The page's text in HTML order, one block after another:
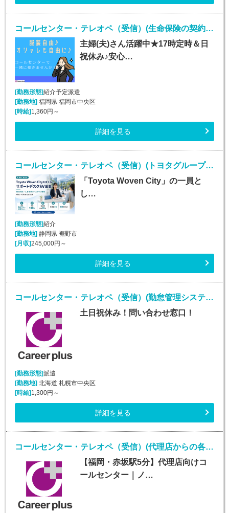
コールセンター・テレオペ（受信）(生命保険の契約者問い合わせ窓口/7月1日入社)
主婦(夫)さん活躍中★17時定時＆日
祝休み♪安心…
[勤務形態]紹介予定派遣
[勤務地] 福岡県 福岡市中央区
[時給] 1,360円～
詳細を見る
コールセンター・テレオペ（受信）(トヨタグループ お住まいに関する各種問い合わせ対応)
「Toyota Woven City」の一員と
し…
[勤務形態]紹介
[勤務地] 静岡県 裾野市
[月収]245,000円～
詳細を見る
コールセンター・テレオペ（受信）(勤怠管理システムヘルプデスク)
土日祝休み！問い合わせ窓口！
[勤務形態]派遣
[勤務地] 北海道 札幌市中央区
[時給] 1,300円～
詳細を見る
コールセンター・テレオペ（受信）(代理店からの各種問合せ電話対応業務)
【福岡・赤坂駅5分】代理店向けコ
ールセンター｜ノ…